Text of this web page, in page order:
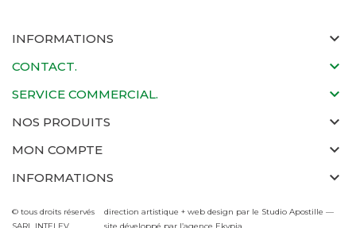
INFORMATIONS
CONTACT.
SERVICE COMMERCIAL.
NOS PRODUITS
MON COMPTE
INFORMATIONS
© tous droits réservés
direction artistique + web design par le Studio Apostille —